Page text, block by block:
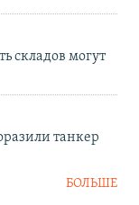
складов могут
танкер
БОЛЬШЕ